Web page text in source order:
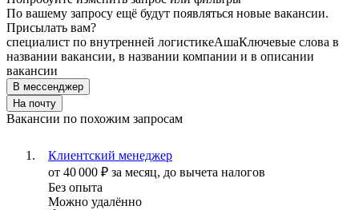
По вашему запросу ещё будут появляться новые вакансии.
Присылать вам?
специалист по внутренней логистикеАшаКлючевые слова в
названии вакансии, в названии компании и в описании
вакансии
В мессенджер
На почту
Вакансии по похожим запросам
Клиентский менеджер
от 40 000 ₽ за месяц, до вычета налогов
Без опыта
Можно удалённо